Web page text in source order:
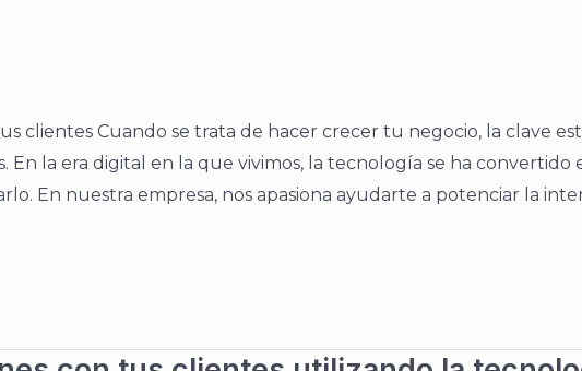
clientes Cuando se trata de hacer crecer tu negocio, la clave
En la era digital en la que vivimos, la tecnología se ha convertido
En nuestra empresa, nos apasiona ayudarte a potenciar la